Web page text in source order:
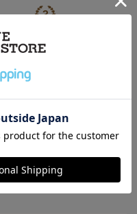
27
FP1s
（4XL）2026/27 オーセ
ンティックユニフォーム